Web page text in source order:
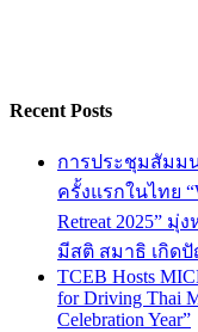
Recent Posts
การประชุมสัมม
ครั้งแรกในไทย
Retreat 2025”
มีสติ สมาธิ เกิด
TCEB Hosts
for Driving Thai
Celebration Year”